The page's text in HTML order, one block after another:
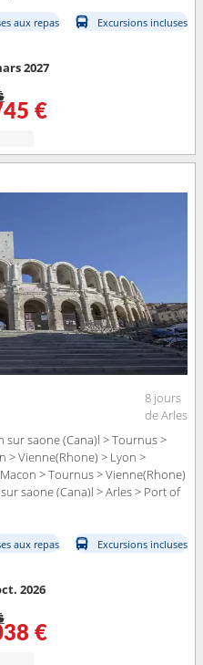
aux repas
Excursions incluses
2027
€
8 jours
de Arles
sur saone (Cana)l > Tournus >
> Vienne(Rhone) > Lyon >
> Tournus > Vienne(Rhone)
saone (Cana)l > Arles > Port of
aux repas
Excursions incluses
2026
€